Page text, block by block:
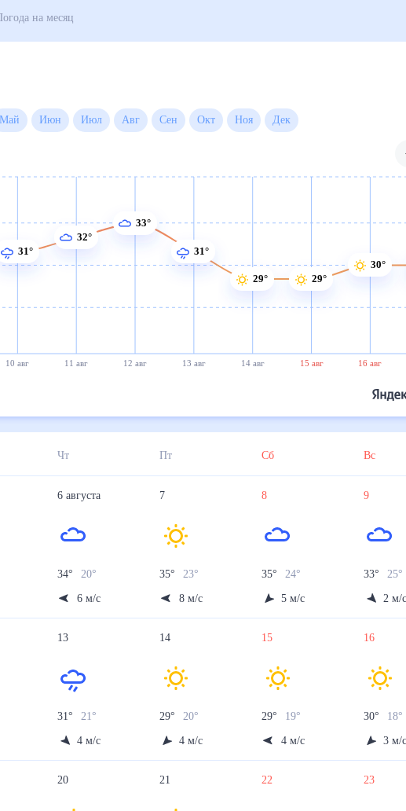
Погода на месяц
Май Июн Июл Авг Сен Окт Ноя
10 авг 11 авг 12 авг 13 авг 14 авг 15 авг 16 авг
31°
32°
33°
31°
29°
29°
30°
Чт Пт Сб Вс
6 августа
34° 20
6 м/с
7
35° 23°
8 м/с
8
35° 24
5 м/с
9
33° 25°
2 м/с
13
31° 21°
4 м/с
14
29° 20
4 м/с
15
29° 19°
4 м/с
16
30° 18°
3 м/с
20 21 22 23